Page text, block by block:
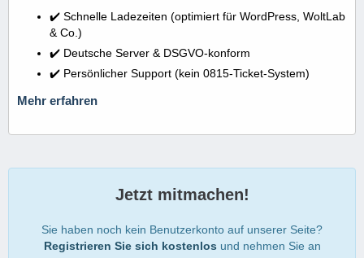
✔️ Schnelle Ladezeiten (optimiert für WordPress, WoltLab
& Co.)
✔️ Deutsche Server & DSGVO-konform
✔️ Persönlicher Support (kein 0815-Ticket-System)
Mehr erfahren
Jetzt mitmachen!
Sie haben noch kein Benutzerkonto auf unserer Seite?
Registrieren Sie sich kostenlos und nehmen Sie an